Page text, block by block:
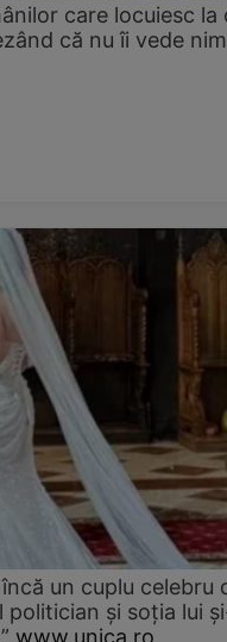
care locuiesc la
că nu îi vede
un cuplu celebru
politician și soția lui
www.unica.ro